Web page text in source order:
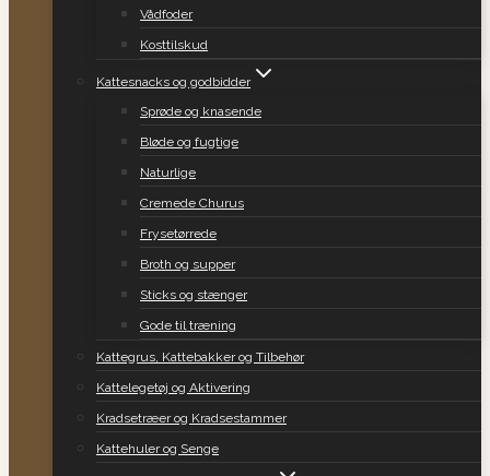
Vådfoder
Kosttilskud
Kattesnacks og godbidder
Sprøde og knasende
Bløde og fugtige
Naturlige
Cremede Churus
Frysetørrede
Broth og supper
Sticks og stænger
Gode til træning
Kattegrus, Kattebakker og Tilbehør
Kattelegetøj og Aktivering
Kradsetræer og Kradsestammer
Kattehuler og Senge